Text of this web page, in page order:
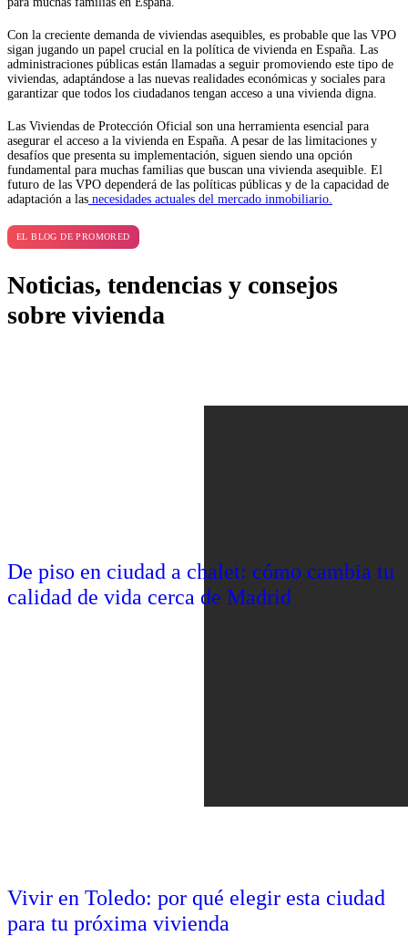
Con la creciente demanda de viviendas asequibles, es probable que las VPO
sigan jugando un papel crucial en la política de vivienda en España. Las
administraciones públicas están llamadas a seguir promoviendo este tipo de
viviendas, adaptándose a las nuevas realidades económicas y sociales para
garantizar que todos los ciudadanos tengan acceso a una vivienda digna.
Las Viviendas de Protección Oficial son una herramienta esencial para
asegurar el acceso a la vivienda en España. A pesar de las limitaciones y
desafíos que presenta su implementación, siguen siendo una opción
fundamental para muchas familias que buscan una vivienda asequible. El
futuro de las VPO dependerá de las políticas públicas y de la capacidad de
adaptación a las necesidades actuales del mercado inmobiliario.
EL BLOG DE PROMORED
Noticias, tendencias y consejos
sobre vivienda
De piso en ciudad a chalet: cómo cambia tu
calidad de vida cerca de Madrid
Vivir en Toledo: por qué elegir esta ciudad
para tu próxima vivienda